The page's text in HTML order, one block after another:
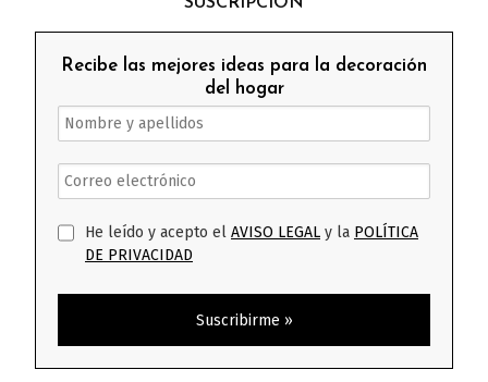
SUSCRIPCIÓN
Recibe las mejores ideas para la decoración
del hogar
He leído y acepto el AVISO LEGAL y la POLÍTICA
DE PRIVACIDAD